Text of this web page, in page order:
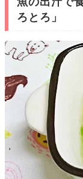
ろとろ」